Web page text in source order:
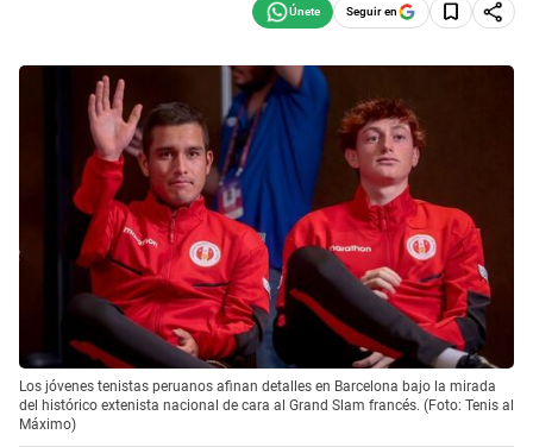
Seguir en
Los jóvenes tenistas peruanos afinan detalles en Barcelona bajo la mirada
del histórico extenista nacional de cara al Grand Slam francés. (Foto: Tenis al
Máximo)